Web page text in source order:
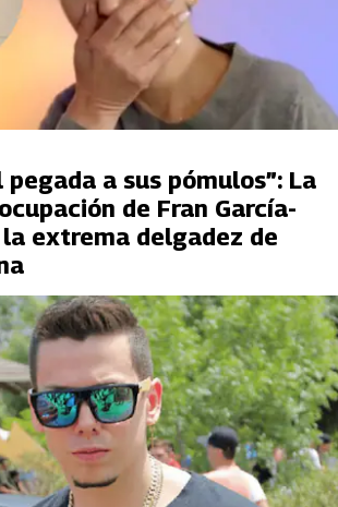
a sus pómulos”: La
de Fran García-
extrema delgadez de